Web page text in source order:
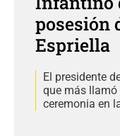
posesión
Espriella
El presidente
que más
ceremonia en